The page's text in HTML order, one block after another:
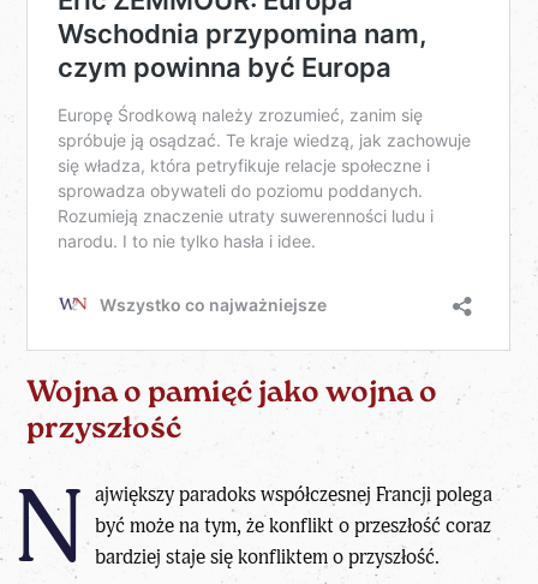
Wojna o pamięć jako wojna o
przyszłość
N ajwiększy paradoks współczesnej Francji polega
być może na tym, że konflikt o przeszłość coraz
bardziej staje się konfliktem o przyszłość.